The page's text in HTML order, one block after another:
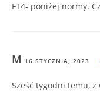
FT4- poniżej normy.
M 16 STYCZNIA, 2023
Sześć tygodni temu,